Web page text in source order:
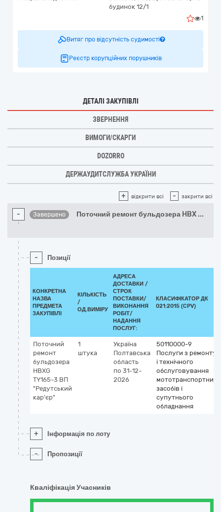
будинок 12/1
1
Витяг про відсутність судимості
Реєстр корупційних порушників
ДЕТАЛІ ЗАКУПІВЛІ
ЗВЕРНЕННЯ
ВИМОГИ/СКАРГИ
DOZORRO
ДЕРЖАУДИТСЛУЖБА УКРАЇНИ
+ відкрити всі - закрити всі
- Завершено Поточний ремонт бульдозера HBX ...
- Позиції
КОНКРЕТНА
НАЗВА
ПРЕДМЕТА
ЗАКУПІВЛІ
КІЛЬКІСТЬ
/
ОД.ВИМІРУ
АДРЕСА
ДОСТАВКИ /
СТРОК
ПОСТАВКИ/
ВИКОНАННЯ
РОБІТ/
НАДАННЯ
ПОСЛУГ:
КЛАСИФІКАТОР ДК
021:2015 (CPV)
Поточний
ремонт
бульдозера
HBXG
TY165-3 ВП
"Редутський
кар'єр"
1
штука
Україна
Полтавська
область
по 31-12-
2026
50110000-9
Послуги з ремонту
і технічного
обслуговування
мототранспортних
засобів і
супутнього
обладнання
+ Інформація по лоту
- Пропозиції
Кваліфікація Учасників